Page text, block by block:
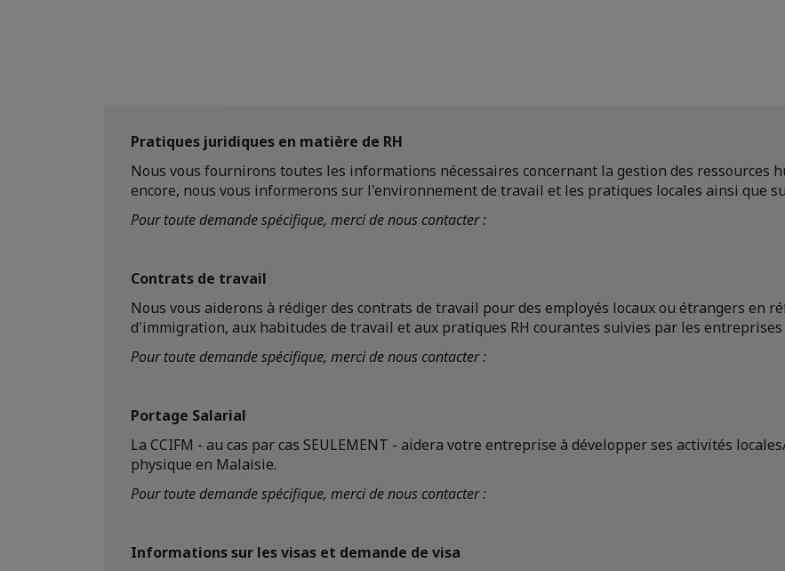
Pratiques juridiques en matière de RH
Nous vous fournirons toutes les informations nécessaires concernant la gestion des ressources
encore, nous vous informerons sur l'environnement de travail et les pratiques locales ainsi que
Pour toute demande spécifique, merci de nous contacter :
Contrats de travail
Nous vous aiderons à rédiger des contrats de travail pour des employés locaux ou étrangers en
d'immigration, aux habitudes de travail et aux pratiques RH courantes suivies par les
Pour toute demande spécifique, merci de nous contacter :
Portage Salarial
La CCIFM - au cas par cas SEULEMENT - aidera votre entreprise à développer ses activités
physique en Malaisie.
Pour toute demande spécifique, merci de nous contacter :
Informations sur les visas et demande de visa